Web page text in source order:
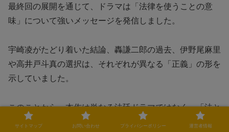
最終回の展開を通じて、ドラマは「法律を使うことの意
味」について強いメッセージを発信しました。
宇崎凌がたどり着いた結論、轟謙二郎の過去、伊野尾麻里
や高井戸斗真の選択は、それぞれが異なる「正義」の形を
示していました。
このことから、本作は単なる法廷ドラマではなく、「法と
人間のリアルな関係性」を問いかける作品だったと言えま
サイトマップ お問い合わせ プライバシーポリシー 運営者情報